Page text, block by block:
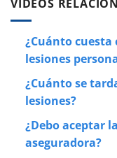
VÍDEOS
¿Cuánto
lesiones
¿Cuánto se
lesiones?
¿Debo aceptar
aseguradora?